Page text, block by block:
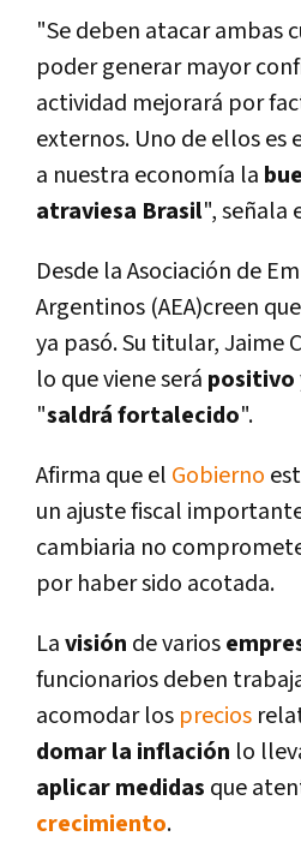
"Se deben atacar ambas
poder generar mayor
actividad mejorará por
externos. Uno de ellos es
a nuestra economí­a la
atraviesa Brasil", señala
Desde la Asociación de
Argentinos (AEA)creen
ya pasó. Su titular, Jaime
lo que viene será positivo
"saldráfortalecido".
Afirma que el Gobierno
un ajuste fiscal
cambiaria no
por haber sido acotada.
Lavisión de varios
funcionarios deben
acomodar los precios
domar la inflación lo
aplicar medidas que
crecimiento.